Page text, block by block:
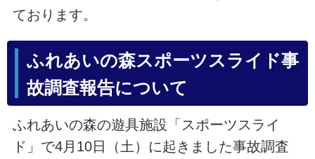
ております。
ふれあいの森スポーツスライド事
故調査報告について
ふれあいの森の遊具施設「スポーツスライ
ド」で4月10日（土）に起きました事故調査